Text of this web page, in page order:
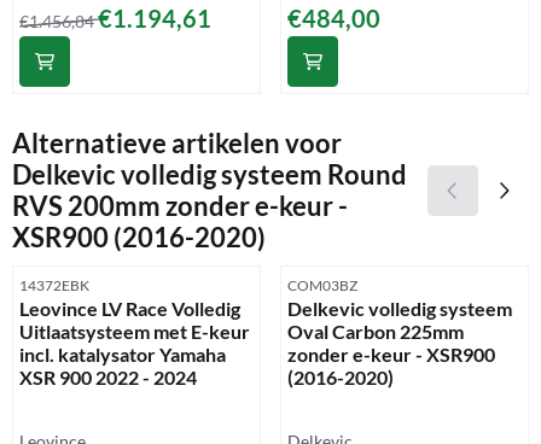
Van 1 456,84 voor 1 194,61
€1.456,84€1.194,61 Prijs: 484,00
€484,00
Alternatieve artikelen voor
Delkevic volledig systeem Round
RVS 200mm zonder e-keur -
XSR900 (2016-2020)
Artikelnummer
14372EBK
Leovince LV Race Volledig
Uitlaatsysteem met E-keur
incl. katalysator Yamaha
XSR 900 2022 - 2024
Merk:
Artikelnummer
COM03BZ
Delkevic volledig systeem
Oval Carbon 225mm
zonder e-keur - XSR900
(2016-2020)
Merk: